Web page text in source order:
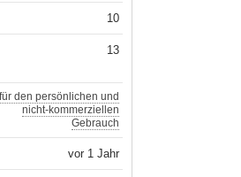
10
13
den persönlichen und
nicht-kommerziellen
Gebrauch
vor 1 Jahr